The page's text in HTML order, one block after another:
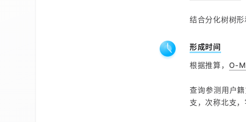
结合分化树树
形成时间
根据推算， O-
查询参测用户
支，次称北支